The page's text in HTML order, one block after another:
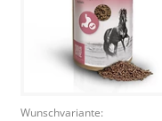
Wunschvariante: